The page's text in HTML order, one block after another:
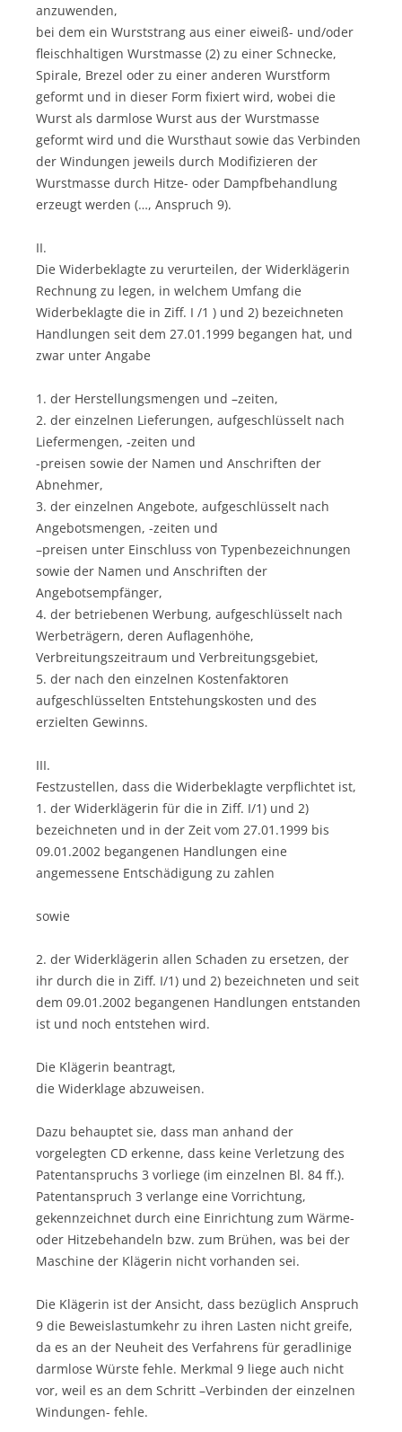
anzuwenden,
bei dem ein Wurststrang aus einer eiweiß- und/oder
fleischhaltigen Wurstmasse (2) zu einer Schnecke,
Spirale, Brezel oder zu einer anderen Wurstform
geformt und in dieser Form fixiert wird, wobei die
Wurst als darmlose Wurst aus der Wurstmasse
geformt wird und die Wursthaut sowie das Verbinden
der Windungen jeweils durch Modifizieren der
Wurstmasse durch Hitze- oder Dampfbehandlung
erzeugt werden (…, Anspruch 9).
II.
Die Widerbeklagte zu verurteilen, der Widerklägerin
Rechnung zu legen, in welchem Umfang die
Widerbeklagte die in Ziff. I /1 ) und 2) bezeichneten
Handlungen seit dem 27.01.1999 begangen hat, und
zwar unter Angabe
1. der Herstellungsmengen und –zeiten,
2. der einzelnen Lieferungen, aufgeschlüsselt nach
Liefermengen, -zeiten und
-preisen sowie der Namen und Anschriften der
Abnehmer,
3. der einzelnen Angebote, aufgeschlüsselt nach
Angebotsmengen, -zeiten und
–preisen unter Einschluss von Typenbezeichnungen
sowie der Namen und Anschriften der
Angebotsempfänger,
4. der betriebenen Werbung, aufgeschlüsselt nach
Werbeträgern, deren Auflagenhöhe,
Verbreitungszeitraum und Verbreitungsgebiet,
5. der nach den einzelnen Kostenfaktoren
aufgeschlüsselten Entstehungskosten und des
erzielten Gewinns.
III.
Festzustellen, dass die Widerbeklagte verpflichtet ist,
1. der Widerklägerin für die in Ziff. I/1) und 2)
bezeichneten und in der Zeit vom 27.01.1999 bis
09.01.2002 begangenen Handlungen eine
angemessene Entschädigung zu zahlen
sowie
2. der Widerklägerin allen Schaden zu ersetzen, der
ihr durch die in Ziff. I/1) und 2) bezeichneten und seit
dem 09.01.2002 begangenen Handlungen entstanden
ist und noch entstehen wird.
Die Klägerin beantragt,
die Widerklage abzuweisen.
Dazu behauptet sie, dass man anhand der
vorgelegten CD erkenne, dass keine Verletzung des
Patentanspruchs 3 vorliege (im einzelnen Bl. 84 ff.).
Patentanspruch 3 verlange eine Vorrichtung,
gekennzeichnet durch eine Einrichtung zum Wärme-
oder Hitzebehandeln bzw. zum Brühen, was bei der
Maschine der Klägerin nicht vorhanden sei.
Die Klägerin ist der Ansicht, dass bezüglich Anspruch
9 die Beweislastumkehr zu ihren Lasten nicht greife,
da es an der Neuheit des Verfahrens für geradlinige
darmlose Würste fehle. Merkmal 9 liege auch nicht
vor, weil es an dem Schritt –Verbinden der einzelnen
Windungen- fehle.